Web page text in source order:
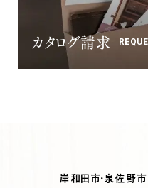
カタログ請求
岸和田市・泉佐野